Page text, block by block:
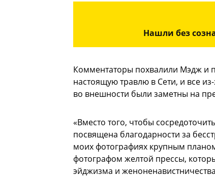
Нашли без
Комментаторы похвалили Мэдж и
настоящую травлю в Сети, и все
во внешности были заметны на
«Вместо того, чтобы
посвящена благодарности за
моих фотографиях крупным
фотографом желтой прессы,
эйджизма и